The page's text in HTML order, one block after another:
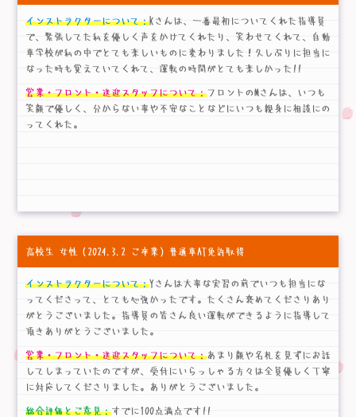
インストラクターについて：Kさんは、一番最初についてくれた指導員
で、緊張してた私を優しく声をかけてくれたり、笑わせてくれて、自動
車学校が私の中でとても楽しいものに変わりました！久しぶりに担当に
なった時も覚えていてくれて、運転の時間がとても楽しかった!!
営業・フロント・送迎スタッフについて：フロントのMさんは、いつも
笑顔で優しく、分からない事や不安なことなどにいつも親身に相談にの
ってくれた。
高校生 女性 （2024.3.2 ご卒業）普通車AT免許取得
インストラクターについて：Yさんは大事な実習の前でいつも担当にな
ってくださって、とても心強かったです。たくさん褒めてくださりあり
がとうございました。指導員の皆さん良い運転ができるように指導して
頂きありがとうございました。
営業・フロント・送迎スタッフについて：あまり顔や名札を見ずにお話
してしまっていたのですが、受付にいらっしゃる方々は全員優しく丁寧
に対応してくださりました。ありがとうございました。
総合評価とご意見：すでに100点満点です!!